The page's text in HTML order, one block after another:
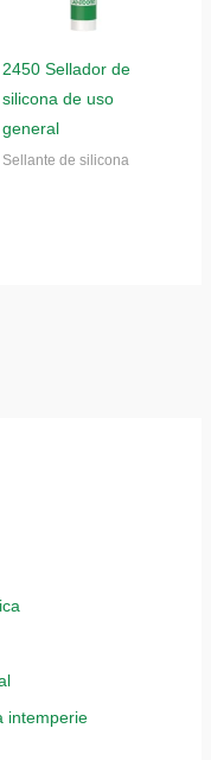
intemperie
2450 Sellador de
silicona de uso
general
Sellante de silicona